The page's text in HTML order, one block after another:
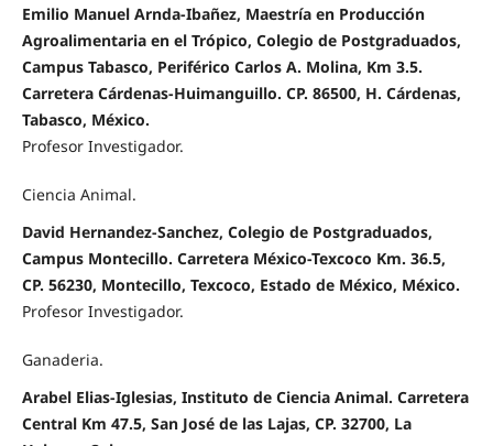
Emilio Manuel Arnda-Ibañez, Maestría en Producción
Agroalimentaria en el Trópico, Colegio de Postgraduados,
Campus Tabasco, Periférico Carlos A. Molina, Km 3.5.
Carretera Cárdenas-Huimanguillo. CP. 86500, H. Cárdenas,
Tabasco, México.
Profesor Investigador.
Ciencia Animal.
David Hernandez-Sanchez, Colegio de Postgraduados,
Campus Montecillo. Carretera México-Texcoco Km. 36.5,
CP. 56230, Montecillo, Texcoco, Estado de México, México.
Profesor Investigador.
Ganaderia.
Arabel Elias-Iglesias, Instituto de Ciencia Animal. Carretera
Central Km 47.5, San José de las Lajas, CP. 32700, La